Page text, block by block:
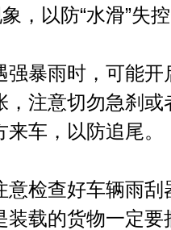
，以防“水滑”失
暴雨时，可能开
，注意切勿急刹
车，以防追尾。
检查好车辆雨刮
装载的货物一定